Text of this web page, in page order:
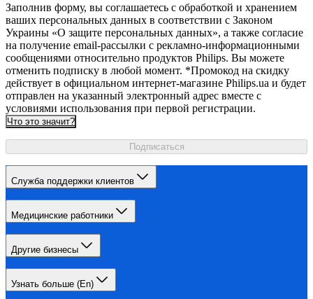
Заполнив форму, вы соглашаетесь с обработкой и хранением
ваших персональных данных в соответствии с Законом
Украины «О защите персональных данных», а также согласие
на получение email-рассылки с рекламно-информационными
сообщениями относительно продуктов Philips. Вы можете
отменить подписку в любой момент. *Промокод на скидку
действует в официальном интернет-магазине Philips.ua и будет
отправлен на указанный электронный адрес вместе с
условиями использования при первой регистрации.
Что это значит?
Подписаться
Служба поддержки клиентов
Медицинские работники
Другие бизнесы
Узнать больше (En)